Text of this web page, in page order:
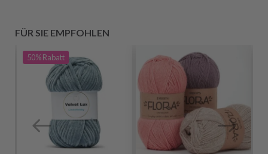
FÜR SIE EMPFOHLEN
50%Rabatt